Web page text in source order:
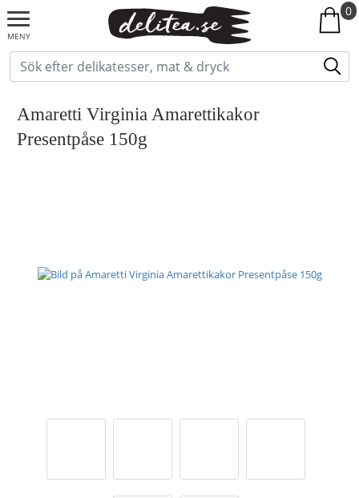
MENY
0
Amaretti Virginia Amarettikakor
Presentpåse 150g